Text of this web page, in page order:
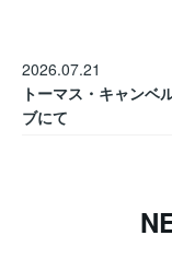
2026.07.21
トーマス・キャンベ
ブにて